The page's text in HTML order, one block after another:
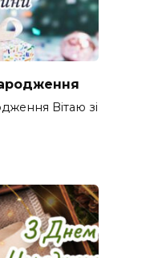
Вітаю зі